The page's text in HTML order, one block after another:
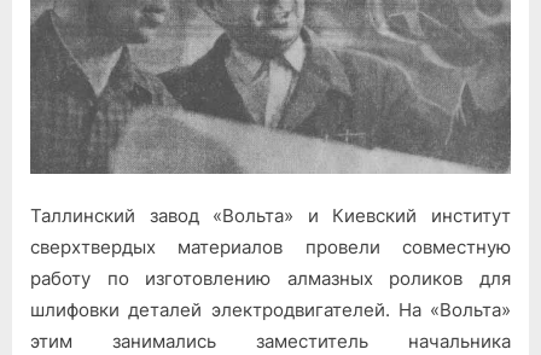
Таллинский завод «Вольта» и Киевский институт
сверхтвердых материалов провели совместную
работу по изготовлению алмазных роликов для
шлифовки деталей электродвигателей. На «Вольта»
этим занимались заместитель начальника